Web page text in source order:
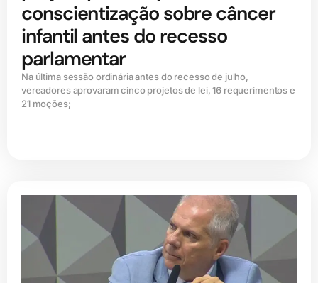
conscientização sobre câncer
infantil antes do recesso
parlamentar
Na última sessão ordinária antes do recesso de julho,
vereadores aprovaram cinco projetos de lei, 16 requerimentos e
21 moções;